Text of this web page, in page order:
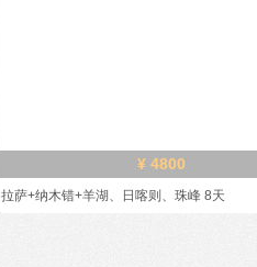
¥ 4800
拉萨+纳木错+羊湖、日喀则、珠峰 8天